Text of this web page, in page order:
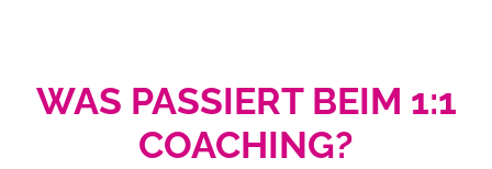
WAS PASSIERT BEIM 1:1
COACHING?